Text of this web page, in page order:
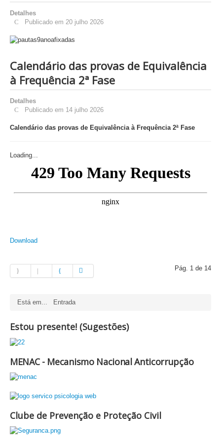
Estou presente! (Sugestões)
MENAC - Mecanismo Nacional Anticorrupção
Clube de Prevenção e Proteção Civil
Detalhes
Publicado em 20 julho 2026
Calendário das provas de Equivalência
à Frequência 2ª Fase
Detalhes
Publicado em 14 julho 2026
Calendário das provas de Equivalência à Frequência 2ª Fase
Loading...
Download
Pág. 1 de 14
Está em... Entrada